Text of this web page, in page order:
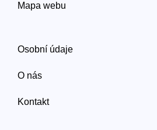
Mapa webu
Osobní údaje
O nás
Kontakt